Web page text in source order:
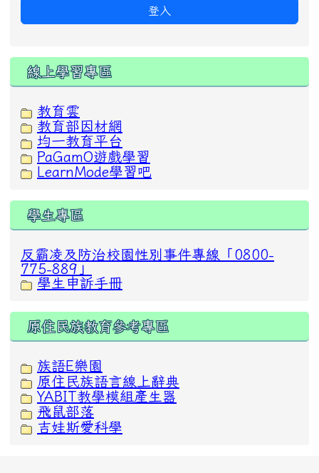
登入
線上學習專區
教育雲
教育部因材網
均一教育平台
PaGamO遊戲學習
LearnMode學習吧
學生專區
反霸凌及防治校園性別事件專線「0800-
775-889」
學生申訴手冊
原住民族教育參考專區
族語E樂園
原住民族語言線上辭典
YABIT教學模組產生器
飛鼠部落
吉娃斯愛科學